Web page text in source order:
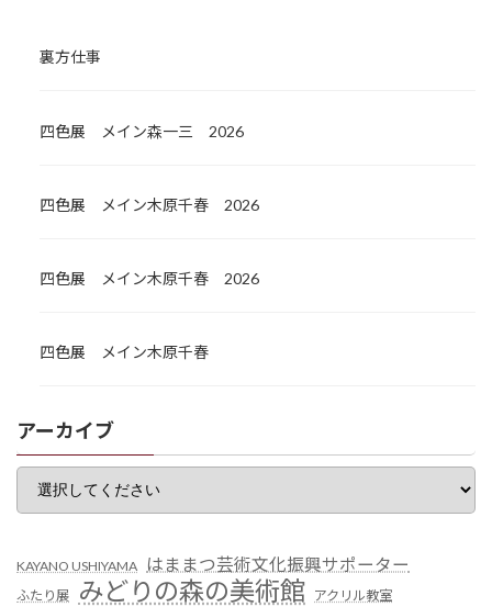
裏方仕事
四色展 メイン森一三 2026
四色展 メイン木原千春 2026
四色展 メイン木原千春 2026
四色展 メイン木原千春
アーカイブ
KAYANO USHIYAMA はままつ芸術文化振興サポーター
ふたり展 みどりの森の美術館 アクリル教室